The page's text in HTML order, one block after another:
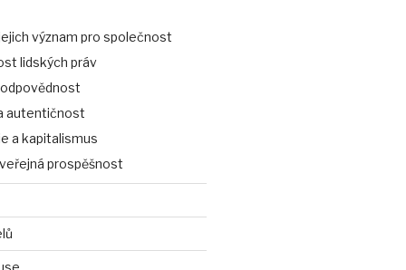
význam pro společnost
lidských práv
autentičnost
a kapitalismus
prospěšnost